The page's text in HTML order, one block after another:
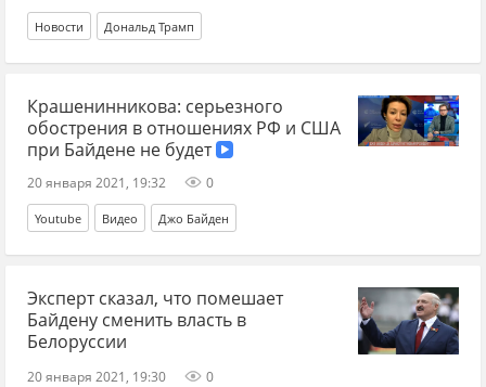
Новости Дональд Трамп
Крашенинникова: серьезного
обострения в отношениях РФ и США
при Байдене не будет
20 января 2021, 19:32 0
Youtube Видео Джо Байден
Эксперт сказал, что помешает
Байдену сменить власть в
Белоруссии
20 января 2021, 19:30 0